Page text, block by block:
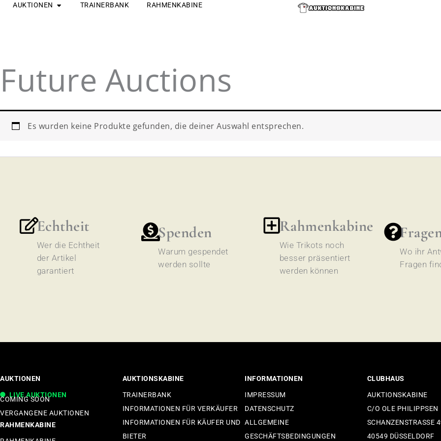
ZumAUKTIONEN ÖFFNE AUKTIONEN
TRAINERBANK
RAHMENKABINE
Future Auctions
Es wurden keine Produkte gefunden, die deiner Auswahl entsprechen.
Echtheit
Wer die Echtheit
der Artikel
garantiert
Spenden
Warum gespendet
werden sollte
Rahmenkabine
Wie Trikots noch
besser präsentiert
werden können
Wo ihr
Fragen
AUKTIONEN
LIVE AUKTIONEN
COMING SOON
VERGANGENE AUKTIONEN
RAHMENKABINE
AUKTIONSKABINE
TRAINERBANK
INFORMATIONEN FÜR VERKÄUFER
INFORMATIONEN FÜR KÄUFER UND
BIETER
INFORMATIONEN
IMPRESSUM
DATENSCHUTZ
ALLGEMEINE
GESCHÄFTSBEDINGUNGEN
CLUBHAUS
AUKTIONSKABINE
C/O OLE PHILIPPSEN
SCHANZENSTRASSE 49
40549 DÜSSELDORF